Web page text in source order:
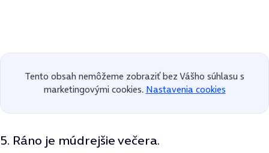
Tento obsah nemôžeme zobraziť bez Vášho súhlasu s
marketingovými cookies. Nastavenia cookies
5. Ráno je múdrejšie večera.